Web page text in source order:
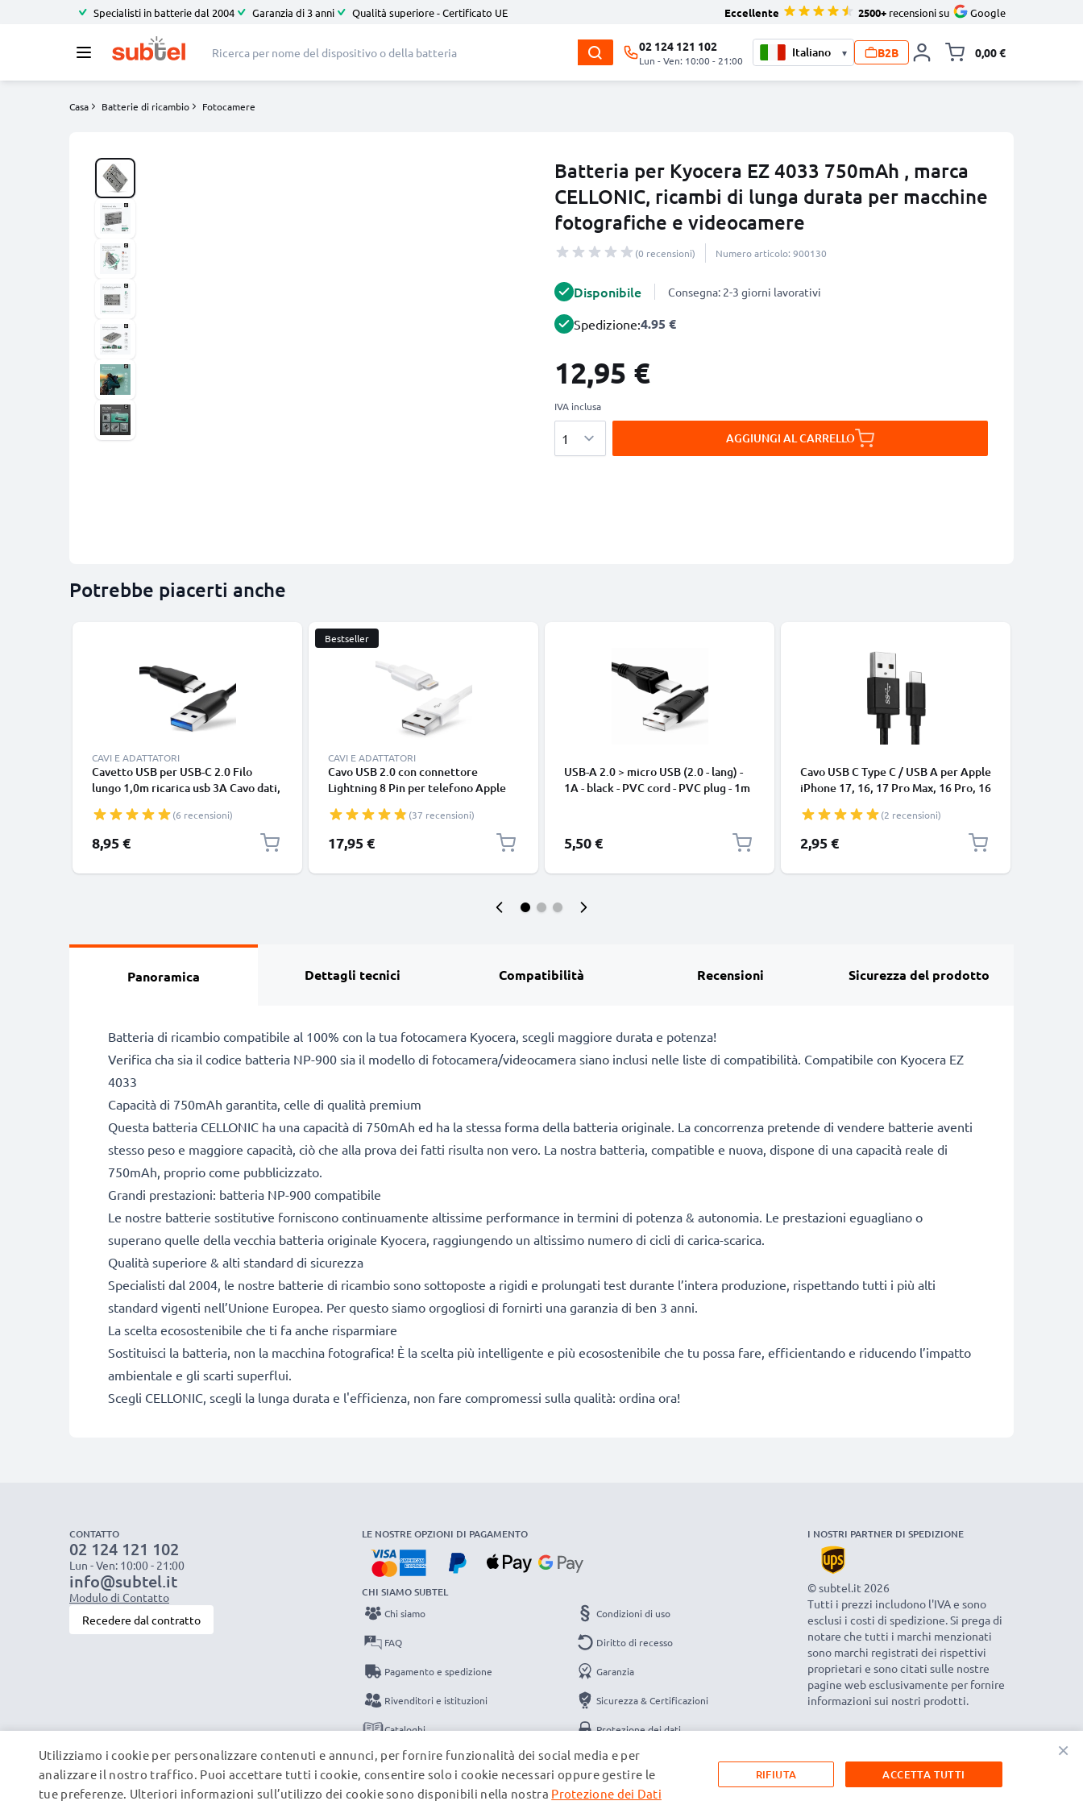
Specialisti in batterie dal 2004 Garanzia di 3 anni Qualità superiore - Certificato UE Eccellente 2500+ recensioni su Google
02 124 121 102
Lun - Ven: 10:00 - 21:00
▾ B2B 0,00 €
Casa Batterie di ricambio Fotocamere
Batteria per Kyocera EZ 4033 750mAh , marca
CELLONIC, ricambi di lunga durata per macchine
fotografiche e videocamere
(0 recensioni) Numero articolo: 900130
Disponibile Consegna: 2-3 giorni lavorativi
Spedizione:4.95 €
12,95 €
IVA inclusa
AGGIUNGI AL CARRELLO
Potrebbe piacerti anche
CAVI E ADATTATORI
Cavetto USB per USB-C 2.0 Filo
lungo 1,0m ricarica usb 3A Cavo dati,
smartphone (Samsung, Huawei,
Google Pixel), fotocamera Canon,
Panasonic Lumix, Sony connettore
(6 recensioni)
8,95 €
Bestseller
CAVI E ADATTATORI
Cavo USB 2.0 con connettore
Lightning 8 Pin per telefono Apple
SE filo di 1m cavetto dati & ricarica
in bianco per cellulare
(37 recensioni)
17,95 €
USB-A 2.0 > micro USB (2.0 - lang) -
1A - black - PVC cord - PVC plug - 1m
5,50 €
Cavo USB C Type C / USB A per Apple
iPhone 17, 16, 17 Pro Max, 16 Pro, 16
Samsung Galaxy S25 Ultra, S25
Google Pixel 10, 9a, 10 Pro, 10 Pro
XL Xiaomi 15 Ultra, Redmi Note 14
(2 recensioni)
2,95 €
Panoramica Dettagli tecnici Compatibilità Recensioni Sicurezza del prodotto
Batteria di ricambio compatibile al 100% con la tua fotocamera Kyocera, scegli maggiore durata e potenza!
Verifica cha sia il codice batteria NP-900 sia il modello di fotocamera/videocamera siano inclusi nelle liste di compatibilità. Compatibile con Kyocera EZ
4033
Capacità di 750mAh garantita, celle di qualità premium
Questa batteria CELLONIC ha una capacità di 750mAh ed ha la stessa forma della batteria originale. La concorrenza pretende di vendere batterie aventi
stesso peso e maggiore capacità, ciò che alla prova dei fatti risulta non vero. La nostra batteria, compatible e nuova, dispone di una capacità reale di
750mAh, proprio come pubblicizzato.
Grandi prestazioni: batteria NP-900 compatibile
Le nostre batterie sostitutive forniscono continuamente altissime performance in termini di potenza & autonomia. Le prestazioni eguagliano o
superano quelle della vecchia batteria originale Kyocera, raggiungendo un altissimo numero di cicli di carica-scarica.
Qualità superiore & alti standard di sicurezza
Specialisti dal 2004, le nostre batterie di ricambio sono sottoposte a rigidi e prolungati test durante l’intera produzione, rispettando tutti i più alti
standard vigenti nell’Unione Europea. Per questo siamo orgogliosi di fornirti una garanzia di ben 3 anni.
La scelta ecosostenibile che ti fa anche risparmiare
Sostituisci la batteria, non la macchina fotografica! È la scelta più intelligente e più ecosostenibile che tu possa fare, efficientando e riducendo l’impatto
ambientale e gli scarti superflui.
Scegli CELLONIC, scegli la lunga durata e l'efficienza, non fare compromessi sulla qualità: ordina ora!
CONTATTO
02 124 121 102
Lun - Ven: 10:00 - 21:00
info@subtel.it
Modulo di Contatto
Recedere dal contratto
LE NOSTRE OPZIONI DI PAGAMENTO
CHI SIAMO SUBTEL
Chi siamo
FAQ
Pagamento e spedizione
Rivenditori e istituzioni
Cataloghi
Contatti
Condizioni di uso
Diritto di recesso
Garanzia
Sicurezza & Certificazioni
Protezione dei dati
Note legali
I NOSTRI PARTNER DI SPEDIZIONE
© subtel.it 2026
Tutti i prezzi includono l'IVA e sono
esclusi i costi di spedizione. Si prega di
notare che tutti i marchi menzionati
sono marchi registrati dei rispettivi
proprietari e sono citati sulle nostre
pagine web esclusivamente per fornire
informazioni sui nostri prodotti.
×
Utilizziamo i cookie per personalizzare contenuti e annunci, per fornire funzionalità dei social media e per
analizzare il nostro traffico. Puoi accettare tutti i cookie, consentire solo i cookie necessari oppure gestire le
tue preferenze. Ulteriori informazioni sull’utilizzo dei cookie sono disponibili nella nostra Protezione dei Dati
ACCETTA TUTTI
RIFIUTA